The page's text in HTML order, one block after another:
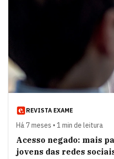
REVISTA EXAME
Há 7 meses • 1 min de leitura
Acesso negado: mais
jovens das redes